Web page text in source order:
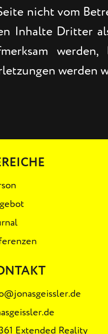
nicht vom
Inhalte Dritter
Extended Reality